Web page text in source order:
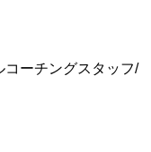
ーチングスタッフ/